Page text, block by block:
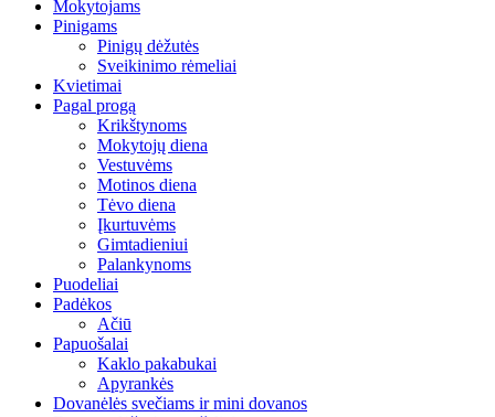
Mokytojams
Pinigams
Pinigų dėžutės
Sveikinimo rėmeliai
Kvietimai
Pagal progą
Krikštynoms
Mokytojų diena
Vestuvėms
Motinos diena
Tėvo diena
Įkurtuvėms
Gimtadieniui
Palankynoms
Puodeliai
Padėkos
Ačiū
Papuošalai
Kaklo pakabukai
Apyrankės
Dovanėlės svečiams ir mini dovanos